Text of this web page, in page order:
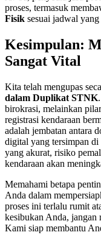
proses, termasuk
Fisik sesuai jadwal
Kesimpulan:
Sangat Vital
Kita telah mengupas
dalam Duplikat STNK
birokrasi, melainkan
registrasi kendaraan
adalah jembatan antara
digital yang tersimpan
yang akurat, risiko
kendaraan akan
Memahami betapa
Anda dalam
proses ini terlalu rumit
kesibukan Anda, jangan
Kami siap membantu